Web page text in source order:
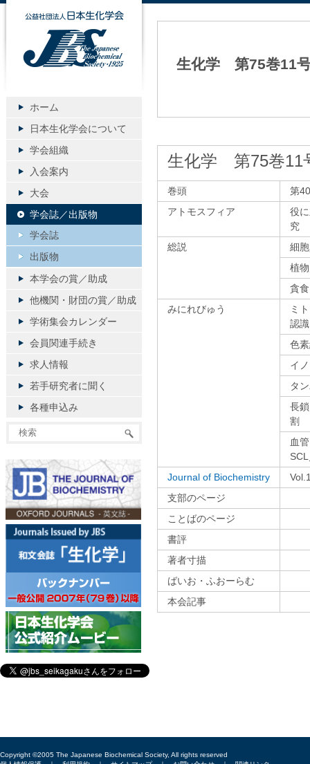
生化学 第75巻11
生化学 第75巻11
巻頭
第
アトモスフィア
役
究
総説
細
植
貪
みにれびゅう
ミ
認
色
イ
タ
長
割
血
Journal of Biochemistry
支部のページ
ことばのページ
書評
著者寸描
ばいお・ふおーらむ
本会記事
公益社団法人日本生化学会
ホーム
日本生化学会について
学会組織
入会案内
大会
学会誌／出版物
学会誌
出版物
本学会の賞／助成
他機関・財団の賞／助成
学術集会カレンダー
会員関連手続き
求人情報
若手研究者に聞く
各種申込み
Copyright ©2005 The Japanese Biochemical Society, All rights reserved